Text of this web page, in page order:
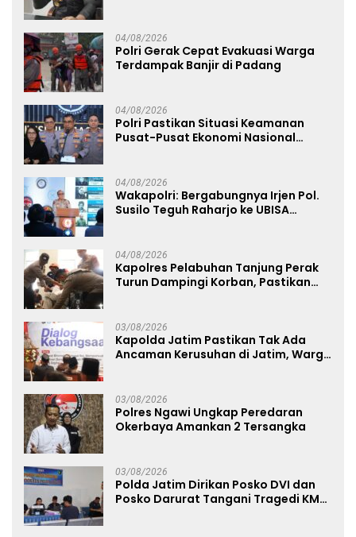
04/08/2026
Polri Gerak Cepat Evakuasi Warga
Terdampak Banjir di Padang
04/08/2026
Polri Pastikan Situasi Keamanan
Pusat-Pusat Ekonomi Nasional
04/08/2026
Wakapolri: Bergabungnya Irjen Pol.
Susilo Teguh Raharjo ke UBISA
04/08/2026
Kapolres Pelabuhan Tanjung Perak
Turun Dampingi Korban, Pastikan
03/08/2026
Kapolda Jatim Pastikan Tak Ada
Ancaman Kerusuhan di Jatim, Warga
03/08/2026
Polres Ngawi Ungkap Peredaran
Okerbaya Amankan 2 Tersangka
03/08/2026
Polda Jatim Dirikan Posko DVI dan
Posko Darurat Tangani Tragedi KMP